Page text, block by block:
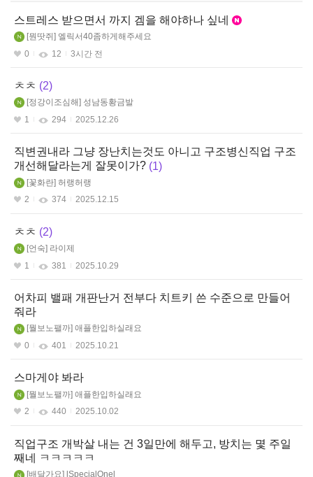
가디언나이트
스트레스 받으면서 까지 겜을 해야하나 싶네
뭔땃쥐 엘릭서40좀하게해주세요
0
12 3시간 전
ㅊㅊ 2
정강이조심해
성남동황금발
1
294 2025.12.26
직변권내라 그냥 장난치는것도 아니고 구조병신직업 구조
개선해달라는게 잘못이가? 1
꽃화란 허랭허랭
2
374 2025.12.15
ㅊㅊ 2
언숙 라이제
1
381 2025.10.29
어차피 밸패 개판난거 전부다 치트키 쓴 수준으로 만들어
줘라
뭘보노팰까 애플한입하실래요
0
401 2025.10.21
스마게야 봐라
뭘보노팰까 애플한입하실래요
2
440 2025.10.02
직업구조 개박살 내는 건 3일만에 해두고, 방치는 몇 주일
째네 ㅋㅋㅋㅋㅋ
배달가요
lSpecialOnel